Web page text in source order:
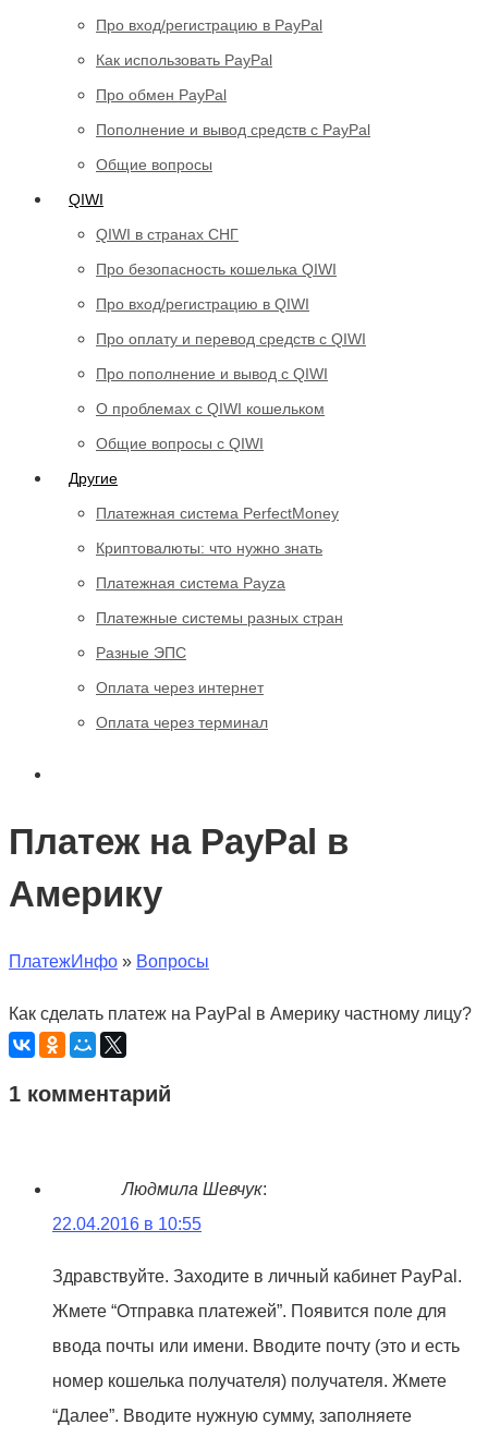
Про вход/регистрацию в PayPal
Как использовать PayPal
Про обмен PayPal
Пополнение и вывод средств с PayPal
Общие вопросы
QIWI
QIWI в странах СНГ
Про безопасность кошелька QIWI
Про вход/регистрацию в QIWI
Про оплату и перевод средств c QIWI
Про пополнение и вывод с QIWI
О проблемах с QIWI кошельком
Общие вопросы с QIWI
Другие
Платежная система PerfectMoney
Криптовалюты: что нужно знать
Платежная система Payza
Платежные системы разных стран
Разные ЭПС
Оплата через интернет
Оплата через терминал
Платеж на PayPal в
Америку
ПлатежИнфо » Вопросы
Как сделать платеж на PayPal в Америку частному лицу?
1 комментарий
Людмила Шевчук:
22.04.2016 в 10:55
Здравствуйте. Заходите в личный кабинет PayPal.
Жмете “Отправка платежей”. Появится поле для
ввода почты или имени. Вводите почту (это и есть
номер кошелька получателя) получателя. Жмете
“Далее”. Вводите нужную сумму, заполняете